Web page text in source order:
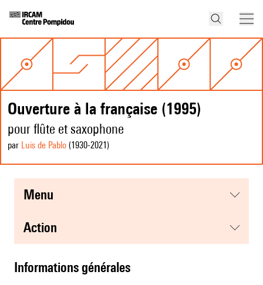
Ouverture à la française (1995)
pour flûte et saxophone
par Luis de Pablo (1930-2021 )
menu
action
informations générales